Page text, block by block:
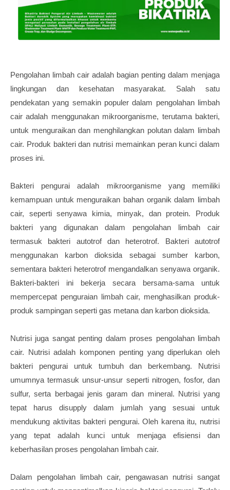
Pengolahan limbah cair adalah bagian penting dalam menjaga
lingkungan dan kesehatan masyarakat. Salah satu
pendekatan yang semakin populer dalam pengolahan limbah
cair adalah menggunakan mikroorganisme, terutama bakteri,
untuk menguraikan dan menghilangkan polutan dalam limbah
cair. Produk bakteri dan nutrisi memainkan peran kunci dalam
proses ini.
Bakteri pengurai adalah mikroorganisme yang memiliki
kemampuan untuk menguraikan bahan organik dalam limbah
cair, seperti senyawa kimia, minyak, dan protein. Produk
bakteri yang digunakan dalam pengolahan limbah cair
termasuk bakteri autotrof dan heterotrof. Bakteri autotrof
menggunakan karbon dioksida sebagai sumber karbon,
sementara bakteri heterotrof mengandalkan senyawa organik.
Bakteri-bakteri ini bekerja secara bersama-sama untuk
mempercepat penguraian limbah cair, menghasilkan produk-
produk sampingan seperti gas metana dan karbon dioksida.
Nutrisi juga sangat penting dalam proses pengolahan limbah
cair. Nutrisi adalah komponen penting yang diperlukan oleh
bakteri pengurai untuk tumbuh dan berkembang. Nutrisi
umumnya termasuk unsur-unsur seperti nitrogen, fosfor, dan
sulfur, serta berbagai jenis garam dan mineral. Nutrisi yang
tepat harus disupply dalam jumlah yang sesuai untuk
mendukung aktivitas bakteri pengurai. Oleh karena itu, nutrisi
yang tepat adalah kunci untuk menjaga efisiensi dan
keberhasilan proses pengolahan limbah cair.
Dalam pengolahan limbah cair, pengawasan nutrisi sangat